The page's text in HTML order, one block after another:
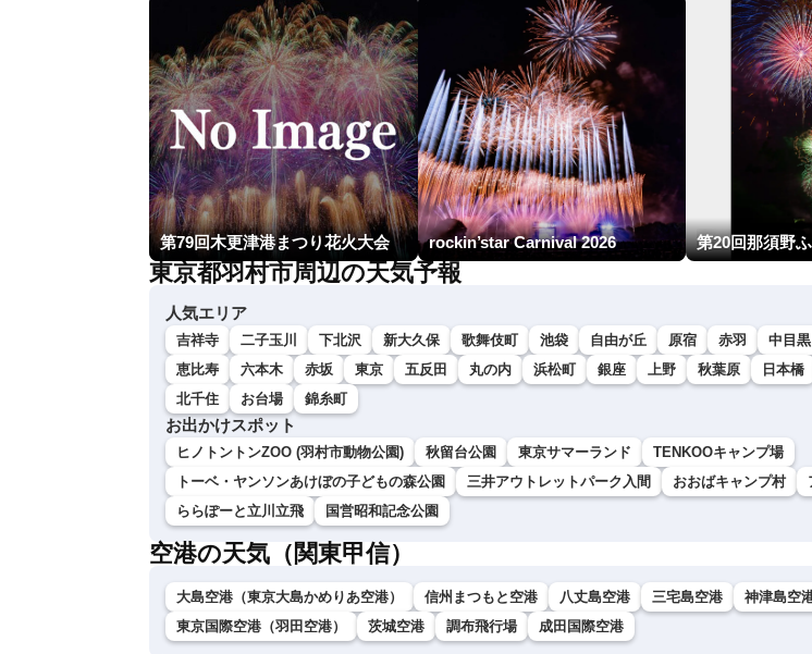
第79回木更津港まつり花火大会 rockin’star Carnival 2026 第20回那須野
東京都羽村市周辺の天気予報
人気エリア
吉祥寺 二子玉川 下北沢 新大久保 歌舞伎町 池袋 自由が丘 原宿 赤羽 中目黒
恵比寿
六本木 赤坂 東京 五反田 丸の内 浜松町 銀座 上野 秋葉原 日本橋
北千住
お台場 錦糸町
お出かけスポット
ヒノトントンZOO (羽村市動物公園) 秋留台公園 東京サマーランド
TENKOOキャンプ場
トーベ・ヤンソンあけぼの子どもの森公園
三井アウトレットパーク入間 おおばキャンプ村
ららぽーと立川立飛
国営昭和記念公園
空港の天気（関東甲信）
大島空港（東京大島かめりあ空港） 信州まつもと空港 八丈島空港 三宅島空港 神津島空
東京国際空港（羽田空港）
茨城空港 調布飛行場 成田国際空港